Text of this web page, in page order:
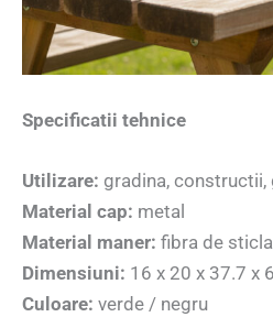
Specificatii tehnice
Utilizare: gradina,
Material cap: metal
Material maner: fibra de sticla
Dimensiuni: 16 x 20 x 37.7 x
Culoare: verde / negru